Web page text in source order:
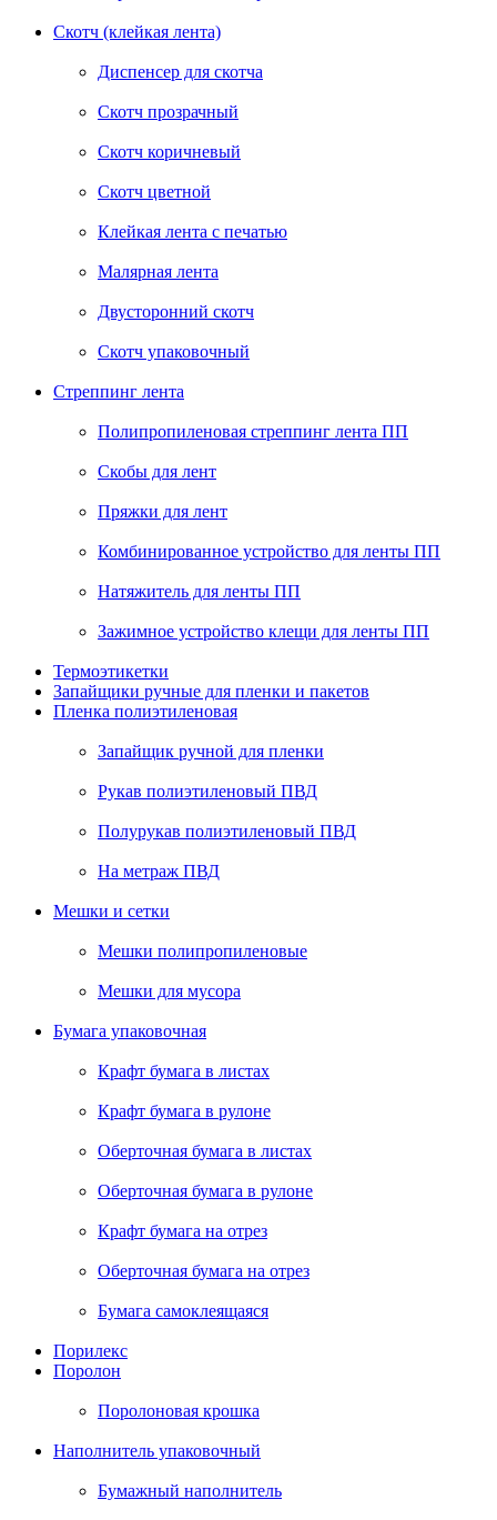
Скотч (клейкая лента)
Диспенсер для скотча
Скотч прозрачный
Скотч коричневый
Скотч цветной
Клейкая лента с печатью
Малярная лента
Двусторонний скотч
Скотч упаковочный
Стреппинг лента
Полипропиленовая стреппинг лента ПП
Скобы для лент
Пряжки для лент
Комбинированное устройство для ленты ПП
Натяжитель для ленты ПП
Зажимное устройство клещи для ленты ПП
Термоэтикетки
Запайщики ручные для пленки и пакетов
Пленка полиэтиленовая
Запайщик ручной для пленки
Рукав полиэтиленовый ПВД
Полурукав полиэтиленовый ПВД
На метраж ПВД
Мешки и сетки
Мешки полипропиленовые
Мешки для мусора
Бумага упаковочная
Крафт бумага в листах
Крафт бумага в рулоне
Оберточная бумага в листах
Оберточная бумага в рулоне
Крафт бумага на отрез
Оберточная бумага на отрез
Бумага самоклеящаяся
Порилекс
Поролон
Поролоновая крошка
Наполнитель упаковочный
Бумажный наполнитель